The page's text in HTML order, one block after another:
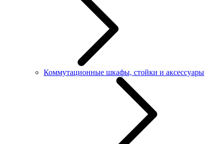
Коммутационные шкафы, стойки и аксессуары